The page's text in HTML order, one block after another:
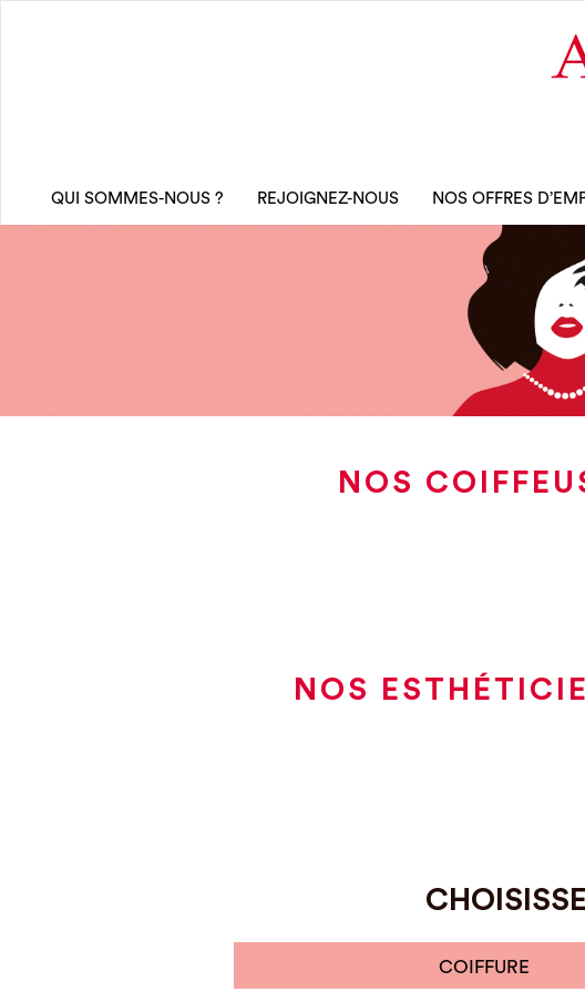
QUI SOMMES-NOUS ? REJOIGNEZ-NOUS NOS OFFRES
NOS
NOS
COIFFURE